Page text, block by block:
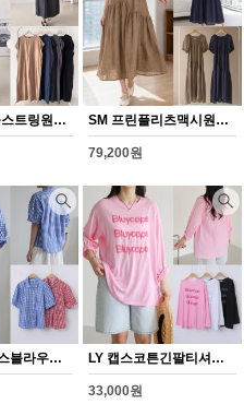
AR 데이심플스트링원피스(Y371H608) SM 프린플리츠맥시원피스(Y369H608)
79,200원
LY 체크레이스블라우스(Y363H608) LY 캡스코튼긴팔티셔츠(Y362H608)
33,000원